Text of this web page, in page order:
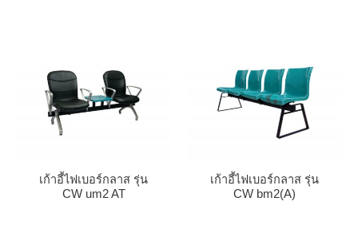
เก้าอี้ไฟเบอร์กลาส รุ่น
CW um2 AT
เก้าอี้ไฟเบอร์กลาส รุ่น
CW bm2(A)